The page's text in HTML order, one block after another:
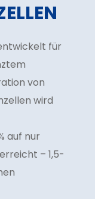
für
von
wird
auf nur
– 1,5-